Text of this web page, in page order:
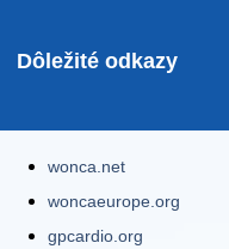
Dôležité odkazy
wonca.net
woncaeurope.org
gpcardio.org